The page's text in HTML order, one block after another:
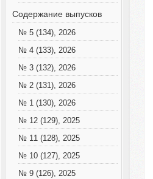
Содержание выпусков
№ 5 (134), 2026
№ 4 (133), 2026
№ 3 (132), 2026
№ 2 (131), 2026
№ 1 (130), 2026
№ 12 (129), 2025
№ 11 (128), 2025
№ 10 (127), 2025
№ 9 (126), 2025